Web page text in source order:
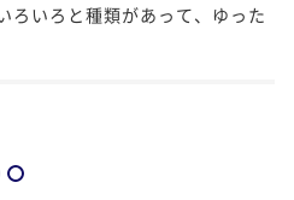
ろいろと種類があって、ゆった